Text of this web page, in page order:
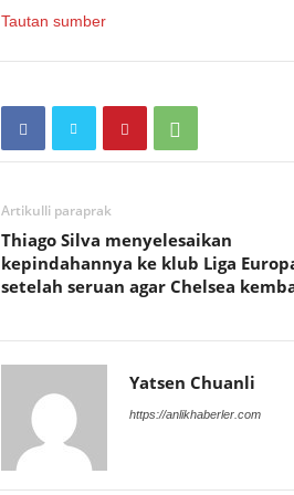
Tautan sumber
Artikulli paraprak
Thiago Silva menyelesaikan
kepindahannya ke klub Liga
setelah seruan agar Chelsea
Yatsen Chuanli
https://anlikhaberler.com